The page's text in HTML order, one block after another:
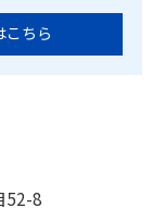
52-8
こちら